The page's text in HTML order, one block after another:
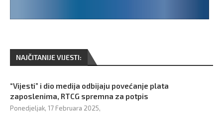
NAJČITANIJE VIJESTI:
“Vijesti” i dio medija odbijaju povećanje plata
zaposlenima, RTCG spremna za potpis
Ponedjeljak, 17 Februara 2025,